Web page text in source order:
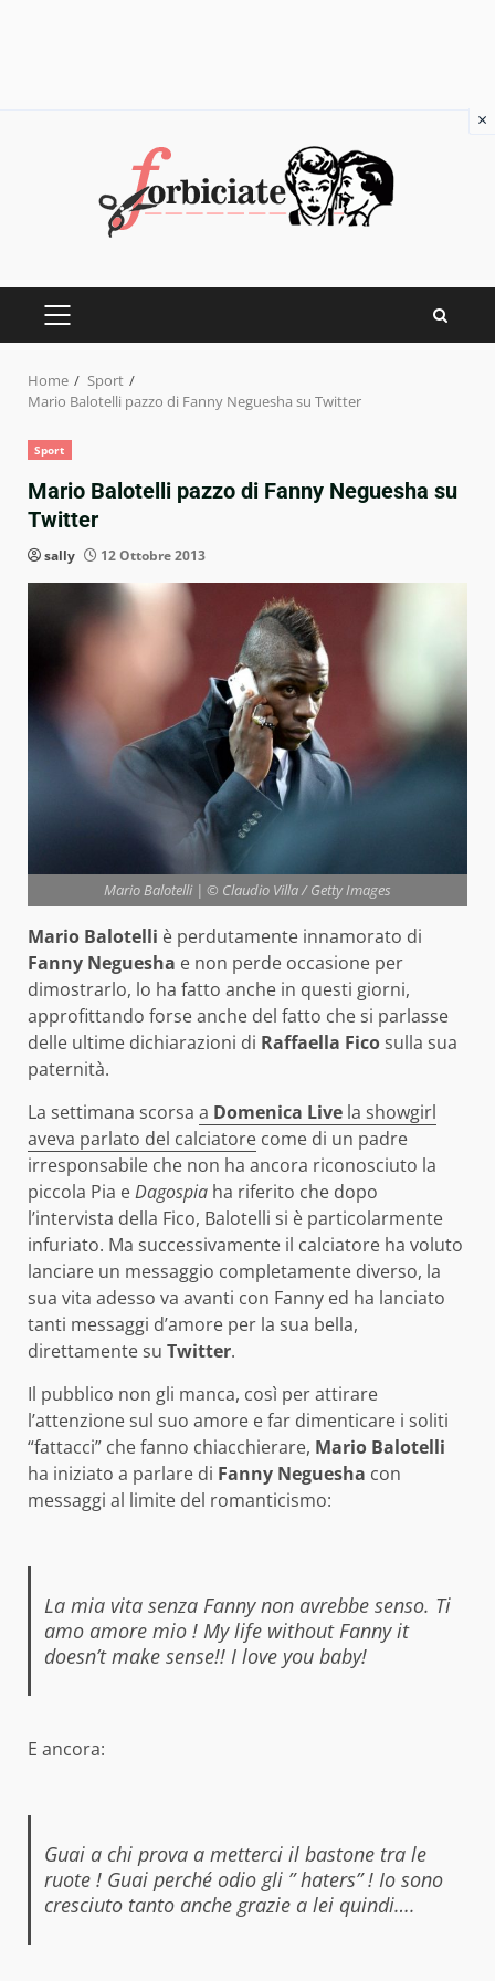
PRIMARY
Home
Sport
Mario Balotelli pazzo di Fanny Neguesha su Twitter
Sport
Mario Balotelli pazzo di Fanny Neguesha su
Twitter
sally 12 Ottobre 2013
Mario Balotelli | © Claudio Villa / Getty Images
Mario Balotelli è perdutamente innamorato di
Fanny Neguesha e non perde occasione per
dimostrarlo, lo ha fatto anche in questi giorni,
approfittando forse anche del fatto che si parlasse
delle ultime dichiarazioni di Raffaella Ficosulla sua
paternità.
La settimana scorsa a Domenica Live la showgirl
aveva parlato del calciatore come di un padre
irresponsabile che non ha ancora riconosciuto la
piccola Pia eDagospia ha riferito che dopo
l’intervista della Fico, Balotelli si è particolarmente
infuriato. Ma successivamente il calciatore ha voluto
lanciare un messaggio completamente diverso, la
sua vita adesso va avanti con Fanny ed ha lanciato
tanti messaggi d’amore per la sua bella,
direttamente su Twitter.
Il pubblico non gli manca, così per attirare
l’attenzione sul suo amore e far dimenticare i soliti
“fattacci” che fanno chiacchierare, Mario Balotelli
ha iniziato a parlare di Fanny Neguesha con
messaggi al limite del romanticismo:
La mia vita senza Fanny non avrebbe senso. Ti
amo amore mio ! My life without Fanny it
doesn’t make sense!! I love you baby!
E ancora:
Guai a chi prova a metterci il bastone tra le
ruote ! Guai perché odio gli ” haters” ! Io sono
cresciuto tanto anche grazie a lei quindi….
×